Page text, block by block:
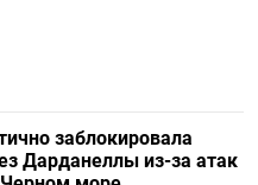
заблокировала
Дарданеллы из-за атак